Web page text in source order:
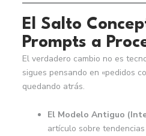
El Salto
Prompts a
El verdadero cambio no es
sigues pensando en «pedidos
quedando atrás.
El Modelo Antiguo
artículo sobre